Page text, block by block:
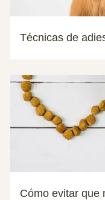
Técnicas de
Cómo evitar que